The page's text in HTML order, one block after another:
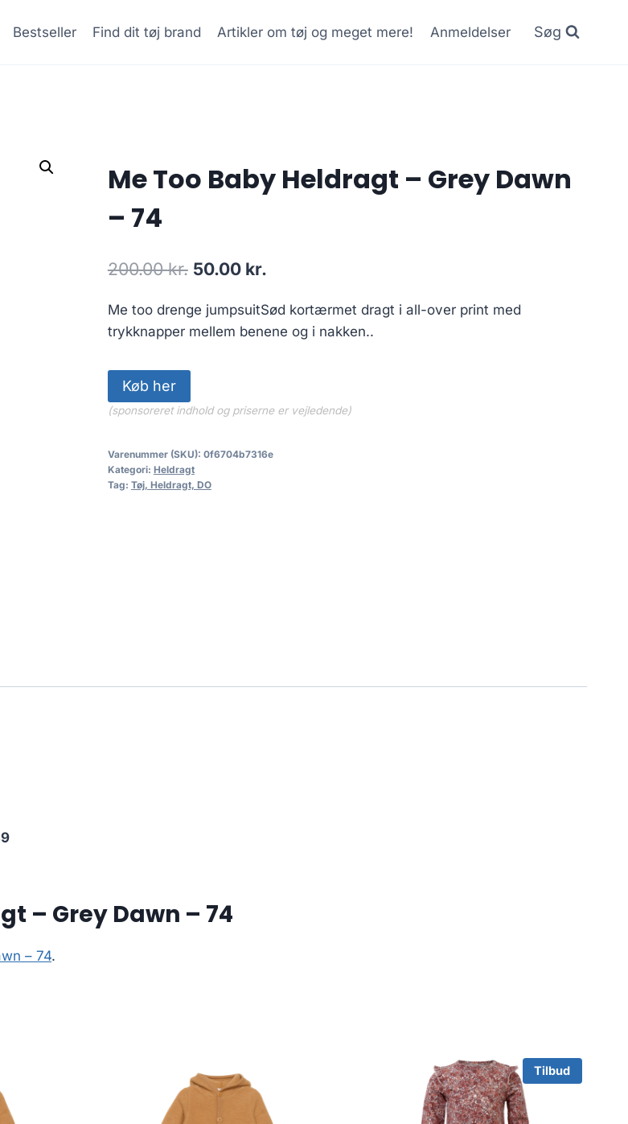
Bestseller Find dit tøj brand Artikler om tøj og meget mere! Anmeldelser Søg
Me Too Baby Heldragt – Grey Dawn
– 74
200.00kr. Original
was:
50.00 kr.
is:
Me too drenge jumpsuitSød kortærmet dragt i all-over print med
trykknapper mellem benene og i nakken..
Køb her
(sponsoreret indhold og priserne er vejledende)
Varenummer (SKU): 0f6704b7316e
Kategori: Heldragt
Tag: Tøj, Heldragt, DO
– Grey Dawn – 74
– 74.
Tilbud